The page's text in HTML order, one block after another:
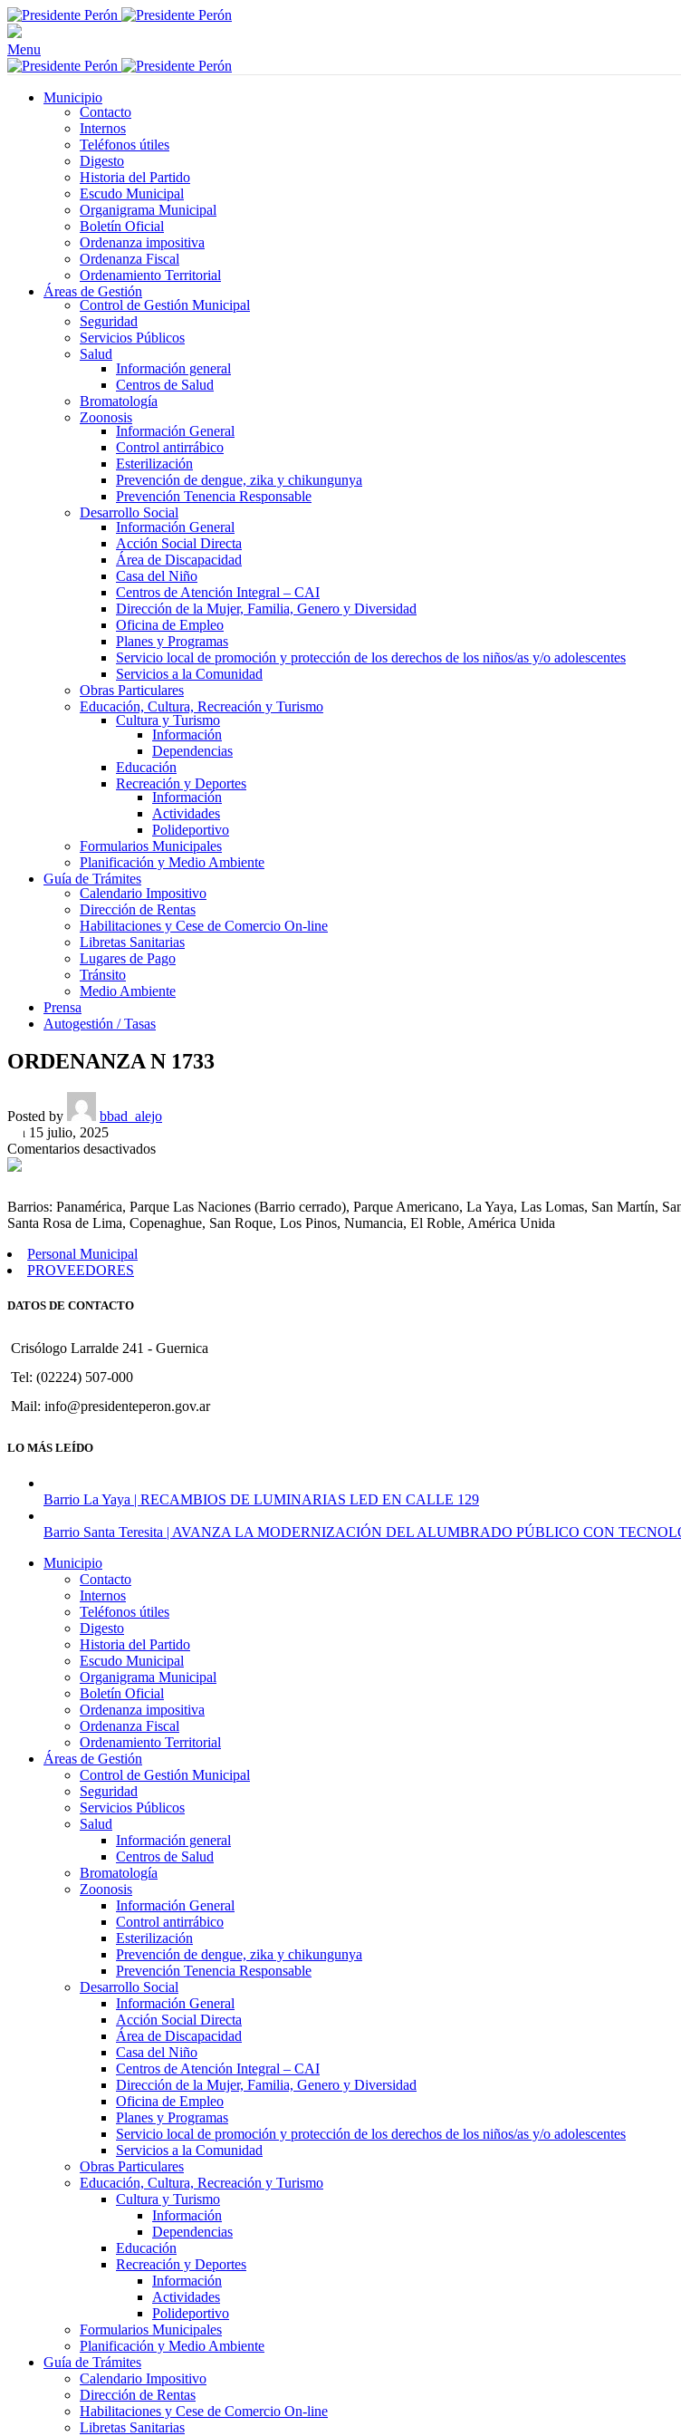
Menu
Municipio
Contacto
Internos
Teléfonos útiles
Digesto
Historia del Partido
Escudo Municipal
Organigrama Municipal
Boletín Oficial
Ordenanza impositiva
Ordenanza Fiscal
Ordenamiento Territorial
Áreas de Gestión
Control de Gestión Municipal
Seguridad
Servicios Públicos
Salud
Información general
Centros de Salud
Bromatología
Zoonosis
Información General
Control antirrábico
Esterilización
Prevención de dengue, zika y chikungunya
Prevención Tenencia Responsable
Desarrollo Social
Información General
Acción Social Directa
Área de Discapacidad
Casa del Niño
Centros de Atención Integral – CAI
Dirección de la Mujer, Familia, Genero y Diversidad
Oficina de Empleo
Planes y Programas
Servicio local de promoción y protección de los derechos de los niños/as y/o adolescentes
Servicios a la Comunidad
Obras Particulares
Educación, Cultura, Recreación y Turismo
Cultura y Turismo
Información
Dependencias
Educación
Recreación y Deportes
Información
Actividades
Polideportivo
Formularios Municipales
Planificación y Medio Ambiente
Guía de Trámites
Calendario Impositivo
Dirección de Rentas
Habilitaciones y Cese de Comercio On-line
Libretas Sanitarias
Lugares de Pago
Tránsito
Medio Ambiente
Prensa
Autogestión / Tasas
ORDENANZA N 1733
Posted by
bbad_alejo
On 15 julio, 2025
Comentarios desactivadosen
Barrios: Panamérica, Parque Las Naciones (Barrio cerrado), Parque Americano, La Yaya, Las Lomas, San Martín,
Santa Rosa de Lima, Copenaghue, San Roque, Los Pinos, Numancia, El Roble, América Unida
Personal Municipal
PROVEEDORES
DATOS DE CONTACTO
Crisólogo Larralde 241 - Guernica
Tel: (02224) 507-000
Mail: info@presidenteperon.gov.ar
LO MÁS LEÍDO
Barrio La Yaya | RECAMBIOS DE LUMINARIAS LED EN CALLE 129
Barrio Santa Teresita | AVANZA LA MODERNIZACIÓN DEL ALUMBRADO PÚBLICO CON
Municipio
Contacto
Internos
Teléfonos útiles
Digesto
Historia del Partido
Escudo Municipal
Organigrama Municipal
Boletín Oficial
Ordenanza impositiva
Ordenanza Fiscal
Ordenamiento Territorial
Áreas de Gestión
Control de Gestión Municipal
Seguridad
Servicios Públicos
Salud
Información general
Centros de Salud
Bromatología
Zoonosis
Información General
Control antirrábico
Esterilización
Prevención de dengue, zika y chikungunya
Prevención Tenencia Responsable
Desarrollo Social
Información General
Acción Social Directa
Área de Discapacidad
Casa del Niño
Centros de Atención Integral – CAI
Dirección de la Mujer, Familia, Genero y Diversidad
Oficina de Empleo
Planes y Programas
Servicio local de promoción y protección de los derechos de los niños/as y/o adolescentes
Servicios a la Comunidad
Obras Particulares
Educación, Cultura, Recreación y Turismo
Cultura y Turismo
Información
Dependencias
Educación
Recreación y Deportes
Información
Actividades
Polideportivo
Formularios Municipales
Planificación y Medio Ambiente
Guía de Trámites
Calendario Impositivo
Dirección de Rentas
Habilitaciones y Cese de Comercio On-line
Libretas Sanitarias